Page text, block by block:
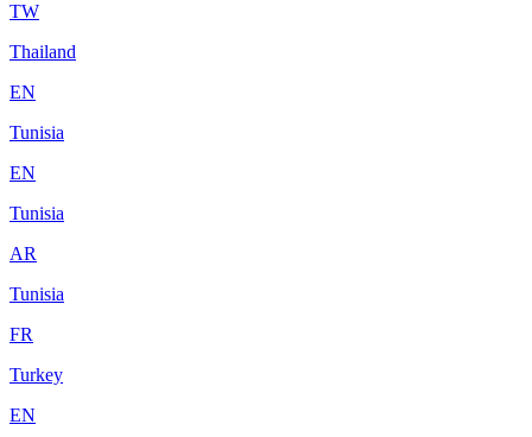
TW
Thailand
EN
Tunisia
EN
Tunisia
AR
Tunisia
FR
Turkey
EN